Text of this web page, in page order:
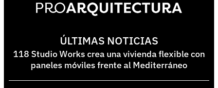
ÚLTIMAS NOTICIAS
118 Studio Works crea una vivienda flexible con
paneles móviles frente al Mediterráneo